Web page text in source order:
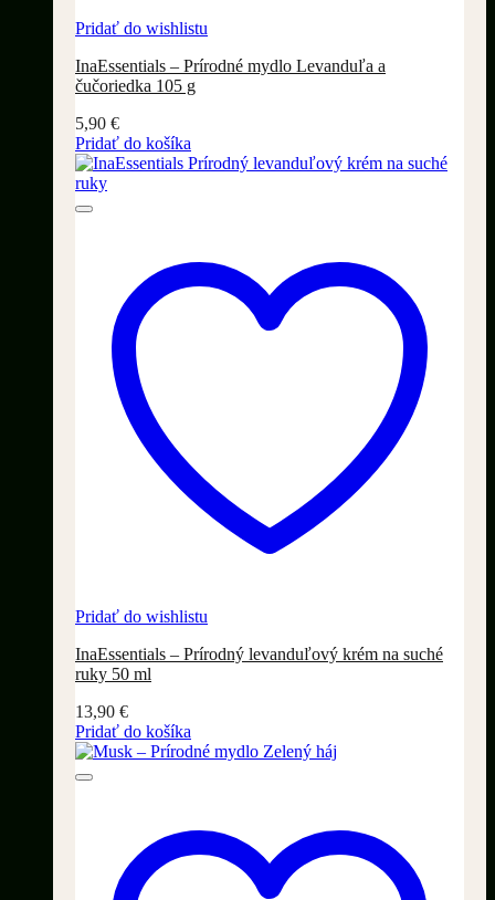
Pridať do wishlistu
InaEssentials – Prírodné mydlo Levanduľa a
čučoriedka 105 g
5,90 €
Pridať do košíka
Pridať do wishlistu
InaEssentials – Prírodný levanduľový krém na suché
ruky 50 ml
13,90 €
Pridať do košíka